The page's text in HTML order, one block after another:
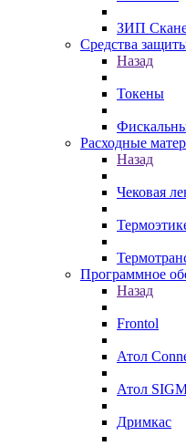
ЗИП
Средства
Назад
Токены
Расходные
Назад
Чековая
Программное
Назад
Frontol
Атол
Атол
Дримкас